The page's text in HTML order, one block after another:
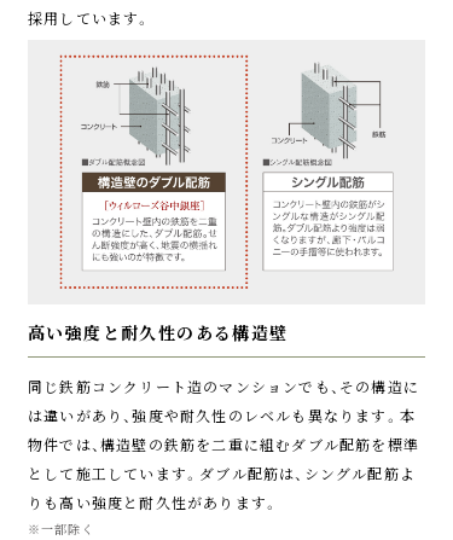
採用しています。
高い強度と耐久性のある構造壁
同じ鉄筋コンクリート造のマンションでも、その構造に
は違いがあり、強度や耐久性のレベルも異なります。本
物件では、構造壁の鉄筋を二重に組むダブル配筋を標準
として施工しています。ダブル配筋は、シングル配筋よ
りも高い強度と耐久性があります。
※一部除く
クリアランス（隙間）構造
の変形によってドア枠に
多少の変形が生じても、扉
を開放できます。またド
アのエッジ部分が錠前の
保護カバーとなるため、防
犯性にも優れています。
ト致します。防災袋には、
AM/FMラジオライトや
非常食、携帯簡易トイレな
ど、非常時に役立つグッズ
が入っています。
※内容は変更になる場合があり
ます。
安全装置付の
ガスマイコンメーター
マイコン制御器を組み込
防犯センサー